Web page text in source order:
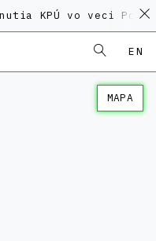
vo veci
EN
MAPA